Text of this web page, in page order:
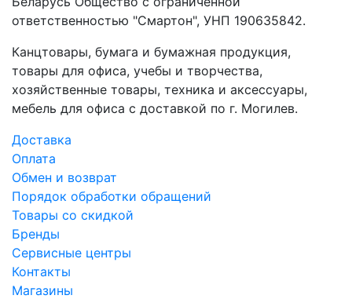
ответственностью "Смартон", УНП 190635842.
Канцтовары, бумага и бумажная продукция,
товары для офиса, учебы и творчества,
хозяйственные товары, техника и аксессуары,
мебель для офиса с доставкой по г. Могилев.
Доставка
Оплата
Обмен и возврат
Порядок обработки обращений
Товары со скидкой
Бренды
Сервисные центры
Контакты
Магазины